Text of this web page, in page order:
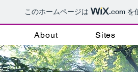
このホームページは .com を
About Sites